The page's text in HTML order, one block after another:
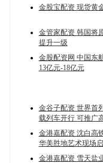
金股宝配资 现货黄
金管家配资 韩国将
提升一级
金股配资网 中国东
13亿元-18亿元
金谷子配资 世界首
载列车开行 可推广
金港嘉配资 沈白高
华美胜地艺术现场
金港嘉配资 雪天盐